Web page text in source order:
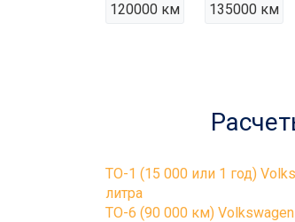
120000 км 135000 км
ТО-1 (15 000 или 1 год)
литра
ТО-6 (90 000 км)